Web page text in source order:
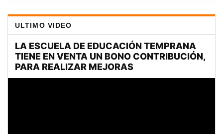
ULTIMO VIDEO